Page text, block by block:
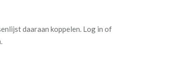
daaraan koppelen. Log in of